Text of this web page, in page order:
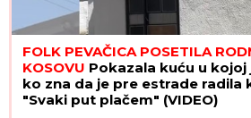
FOLK PEVAČICA POSETILA
KOSOVU Pokazala kuću u kojoj
ko zna da je pre estrade radila
"Svaki put plačem" (VIDEO)